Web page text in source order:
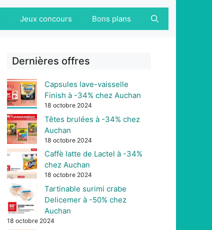
Jeux concours Bons plans
Dernières offres
Capsules lave-vaisselle
Finish à -34% chez Auchan
18 octobre 2024
Têtes brulées à -34% chez
Auchan
18 octobre 2024
Caffè latte de Lactel à -34%
chez Auchan
18 octobre 2024
Tartinable surimi crabe
Delicemer à -50% chez
Auchan
18 octobre 2024